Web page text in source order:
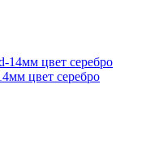
цвет серебро